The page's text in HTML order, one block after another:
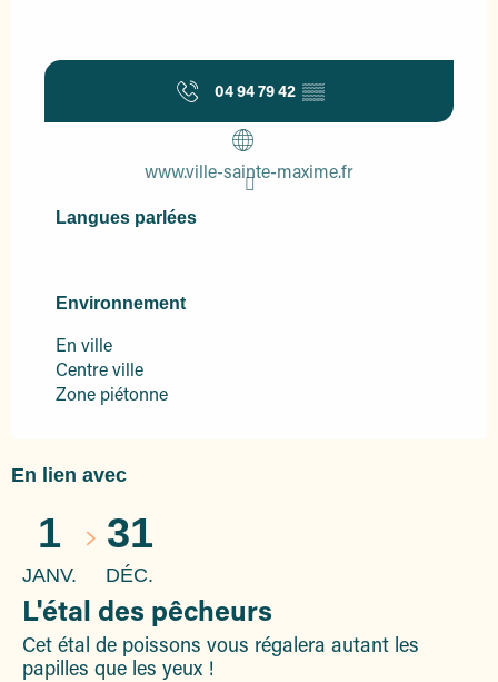
04 94 79 42 ▒▒
www.ville-sainte-maxime.fr
Langues parlées
Langues parlées
Environnement
Environnement
En ville
Centre ville
Zone piétonne
En lien avec
1
JANV.
31
DÉC.
L'étal des pêcheurs
Cet étal de poissons vous régalera autant les
papilles que les yeux !